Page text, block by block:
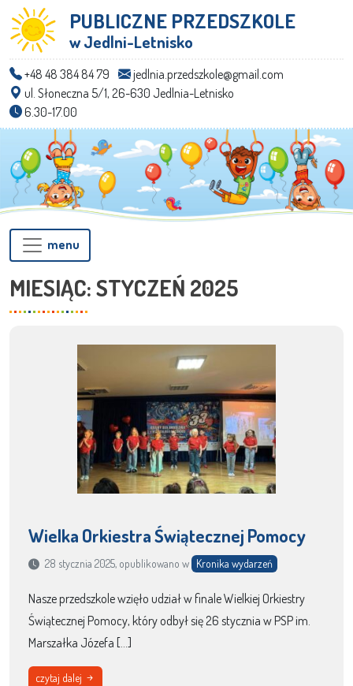
PUBLICZNE PRZEDSZKOLE
w Jedlni-Letnisko
+48 48 384 84 79
jedlnia.przedszkole@gmail.com
ul. Słoneczna 5/1, 26-630 Jedlnia-Letnisko
6.30-17.00
menu
MIESIĄC:STYCZEŃ 2025
Wielka Orkiestra Świątecznej Pomocy
28 stycznia 2025, opublikowano w Kronika wydarzeń
Nasze przedszkole wzięło udział w finale Wielkiej Orkiestry
Świątecznej Pomocy, który odbył się 26 stycznia w PSP im.
Marszałka Józefa […]
czytaj dalej